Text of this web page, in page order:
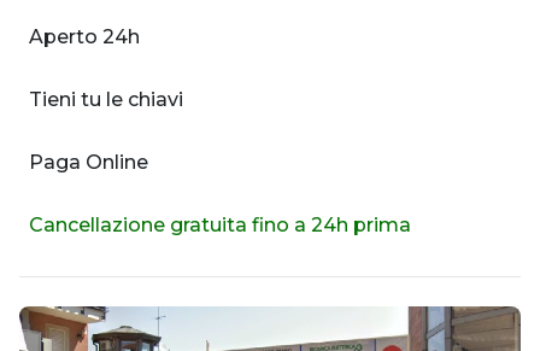
Aperto 24h
Tieni tu le chiavi
Paga Online
Cancellazione gratuita fino a 24h prima